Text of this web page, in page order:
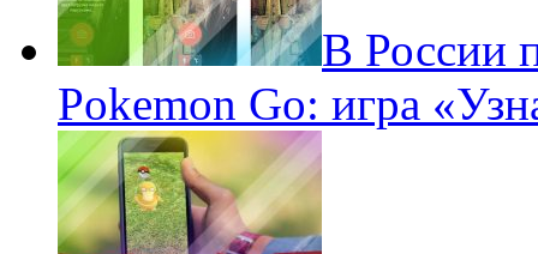
В России
Pokemon Go: игра